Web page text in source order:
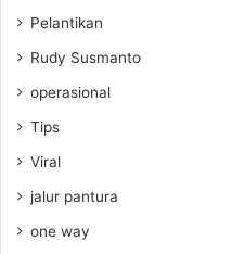
Pelantikan
Rudy Susmanto
operasional
Tips
Viral
jalur pantura
one way